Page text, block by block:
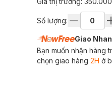
Số lượng:
Giao
Bạn muốn nhận hàng
chọn giao hàng 2H ở